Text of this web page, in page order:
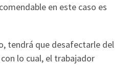
en este caso es
tendrá que desafectarle del
lo cual, el trabajador